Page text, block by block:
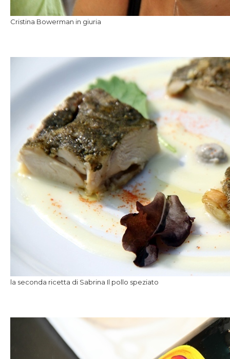
Cristina Bowerman in giuria
la seconda ricetta di Sabrina Il pollo speziato